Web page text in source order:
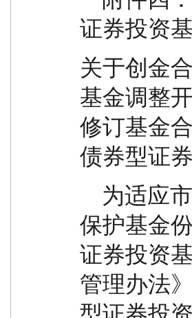
证券投资
关于创金
基金调整
修订基金
债券型证
保护基金
证券投资
管理办法